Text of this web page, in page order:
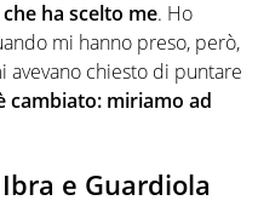
ha scelto me. Ho
mi hanno preso, però,
chiesto di puntare
cambiato: miriamo ad
e Guardiola